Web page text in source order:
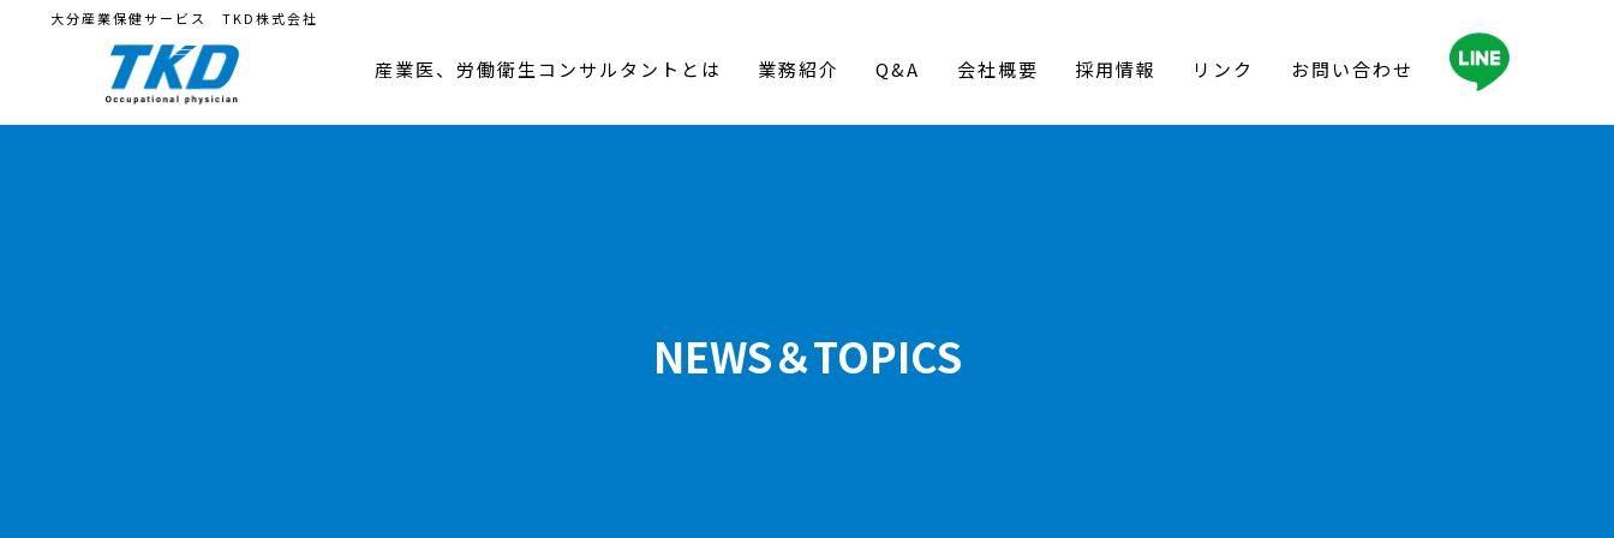
大分産業保健サービス TKD株式会社
産業医、労働衛生コンサルタントとは 業務紹介 Q&A 会社概要 採用情報 リンク お問い合わせ
NEWS＆TOPICS